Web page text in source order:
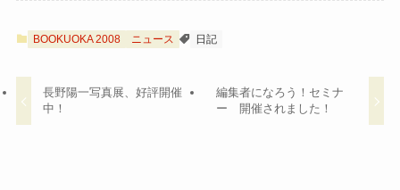
BOOKUOKA 2008 ニュース 日記
長野陽一写真展、好評開催
中！
編集者になろう！セミナ
ー 開催されました！